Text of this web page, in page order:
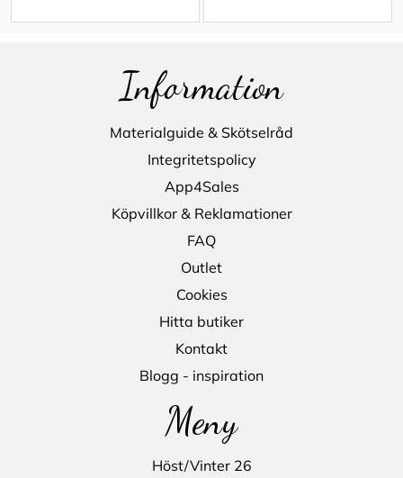
Information
Materialguide & Skötselråd
Integritetspolicy
App4Sales
Köpvillkor & Reklamationer
FAQ
Outlet
Cookies
Hitta butiker
Kontakt
Blogg - inspiration
Meny
Höst/Vinter 26